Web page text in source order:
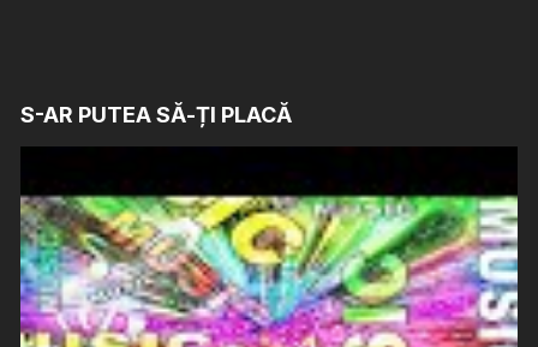
S-AR PUTEA SĂ-ȚI PLACĂ